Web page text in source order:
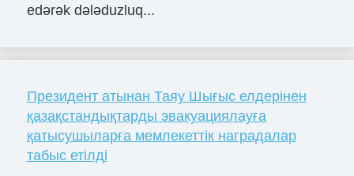
edərək dələduzluq...
Президент атынан Таяу Шығыс елдерінен
қазақстандықтарды эвакуациялауға
қатысушыларға мемлекеттік наградалар
табыс етілді